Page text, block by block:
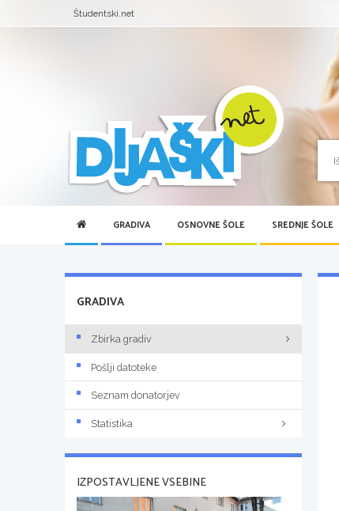
Študentski.net
GRADIVA OSNOVNE ŠOLE SREDNJE ŠOLE
GRADIVA
Zbirka gradiv
Pošlji datoteke
Seznam donatorjev
Statistika
IZPOSTAVLJENE VSEBINE